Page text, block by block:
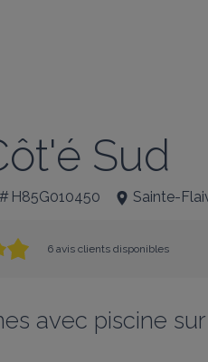
Sud
H85G010450 Sainte-
6 avis clients disponibles
avec piscine